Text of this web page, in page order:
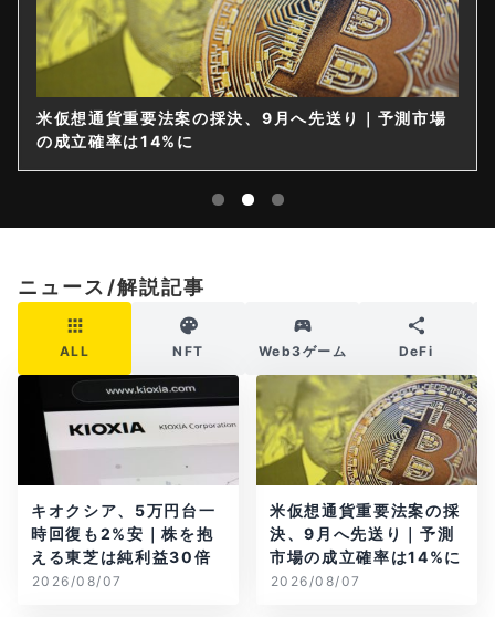
米仮想通貨重要法案の採決、9月へ先送り｜予測市場
の成立確率は14%に
ニュース/解説記事
ALL NFT Web3ゲーム DeFi
キオクシア、5万円台一
時回復も2%安｜株を抱
える東芝は純利益30倍
2026/08/07
米仮想通貨重要法案の採
決、9月へ先送り｜予測
市場の成立確率は14%に
2026/08/07